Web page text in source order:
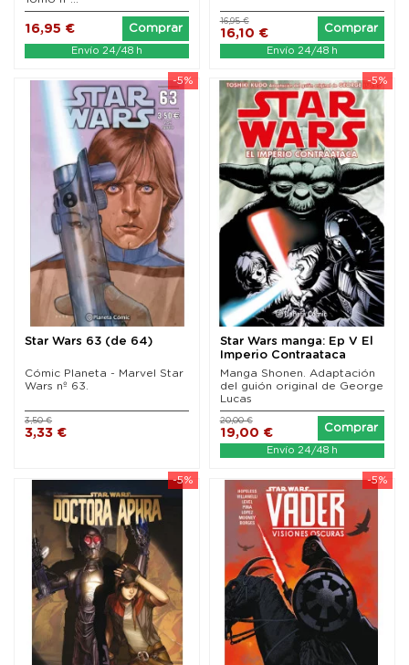
16,95 € Comprar
Envío 24/48 h
16,10 €
16,95 €
Comprar
Envío 24/48 h
-5%
Star Wars 63 (de 64)
Cómic Planeta - Marvel Star
Wars nº 63.
3,33 €
3,50 €
-5%
Star Wars manga: Ep V El
Imperio Contraataca
Manga Shonen. Adaptación
del guión original de George
Lucas
19,00 €
20,00 €
Comprar
Envío 24/48 h
-5% -5%